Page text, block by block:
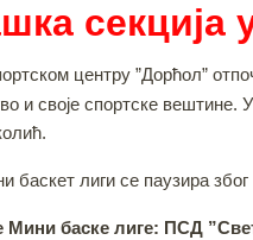
секција
центру ”Дорћол”
и своје спортске вештине.
баскет лиги се паузира
Мини баске лиге: ПСД